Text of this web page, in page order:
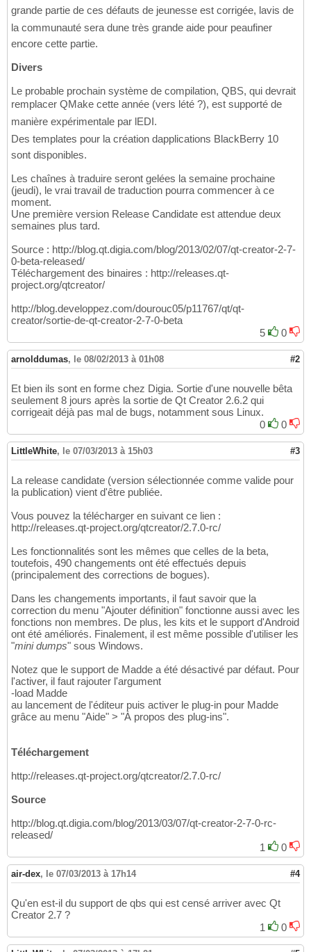
grande partie de ces défauts de jeunesse est corrigée, lavis de
la communauté sera dune très grande aide pour peaufiner
encore cette partie.
Divers
Le probable prochain système de compilation, QBS, qui devrait
remplacer QMake cette année (vers lété ?), est supporté de
manière expérimentale par lEDI.
Des templates pour la création dapplications BlackBerry 10
sont disponibles.
Les chaînes à traduire seront gelées la semaine prochaine
(jeudi), le vrai travail de traduction pourra commencer à ce
moment.
Une première version Release Candidate est attendue deux
semaines plus tard.
Source : http://blog.qt.digia.com/blog/2013/02/07/qt-creator-2-7-
0-beta-released/
Téléchargement des binaires : http://releases.qt-
project.org/qtcreator/
http://blog.developpez.com/dourouc05/p11767/qt/qt-
creator/sortie-de-qt-creator-2-7-0-beta
5
0
arnolddumas, le 08/02/2013 à 01h08 #2
Et bien ils sont en forme chez Digia. Sortie d'une nouvelle bêta
seulement 8 jours après la sortie de Qt Creator 2.6.2 qui
corrigeait déjà pas mal de bugs, notamment sous Linux.
0
0
LittleWhite, le 07/03/2013 à 15h03 #3
La release candidate (version sélectionnée comme valide pour
la publication) vient d'être publiée.
Vous pouvez la télécharger en suivant ce lien :
http://releases.qt-project.org/qtcreator/2.7.0-rc/
Les fonctionnalités sont les mêmes que celles de la beta,
toutefois, 490 changements ont été effectués depuis
(principalement des corrections de bogues).
Dans les changements importants, il faut savoir que la
correction du menu "Ajouter définition" fonctionne aussi avec les
fonctions non membres. De plus, les kits et le support d'Android
ont été améliorés. Finalement, il est même possible d'utiliser les
"mini dumps" sous Windows.
Notez que le support de Madde a été désactivé par défaut. Pour
l'activer, il faut rajouter l'argument
-load Madde
au lancement de l'éditeur puis activer le plug-in pour Madde
grâce au menu "Aide" > "À propos des plug-ins".
Téléchargement
http://releases.qt-project.org/qtcreator/2.7.0-rc/
Source
http://blog.qt.digia.com/blog/2013/03/07/qt-creator-2-7-0-rc-
released/
1
0
air-dex, le 07/03/2013 à 17h14 #4
Qu'en est-il du support de qbs qui est censé arriver avec Qt
Creator 2.7 ?
1
0